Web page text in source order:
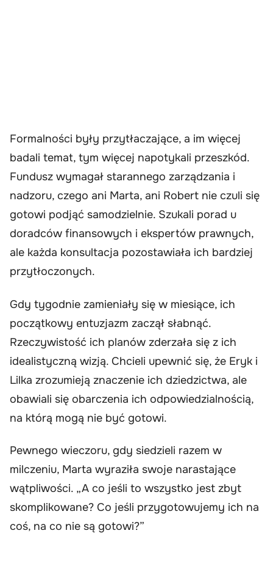
Formalności były przytłaczające, a im więcej
badali temat, tym więcej napotykali przeszkód.
Fundusz wymagał starannego zarządzania i
nadzoru, czego ani Marta, ani Robert nie czuli się
gotowi podjąć samodzielnie. Szukali porad u
doradców finansowych i ekspertów prawnych,
ale każda konsultacja pozostawiała ich bardziej
przytłoczonych.
Gdy tygodnie zamieniały się w miesiące, ich
początkowy entuzjazm zaczął słabnąć.
Rzeczywistość ich planów zderzała się z ich
idealistyczną wizją. Chcieli upewnić się, że Eryk i
Lilka zrozumieją znaczenie ich dziedzictwa, ale
obawiali się obarczenia ich odpowiedzialnością,
na którą mogą nie być gotowi.
Pewnego wieczoru, gdy siedzieli razem w
milczeniu, Marta wyraziła swoje narastające
wątpliwości. „A co jeśli to wszystko jest zbyt
skomplikowane? Co jeśli przygotowujemy ich na
coś, na co nie są gotowi?”